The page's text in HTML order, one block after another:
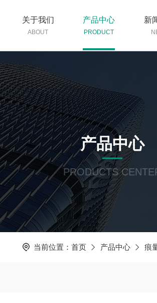
关于我们
ABOUT
产品中心
PRODUCT
新
产品中心
PRODUCTS
当前位置： 首页 产品中心 痕